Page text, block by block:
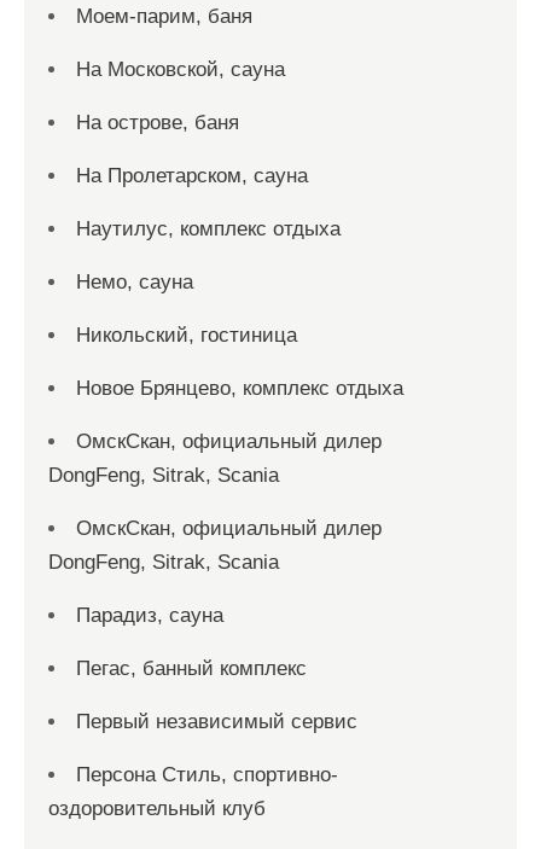
Моем-парим, баня
На Московской, сауна
На острове, баня
На Пролетарском, сауна
Наутилус, комплекс отдыха
Немо, сауна
Никольский, гостиница
Новое Брянцево, комплекс отдыха
ОмскСкан, официальный дилер
DongFeng, Sitrak, Scania
ОмскСкан, официальный дилер
DongFeng, Sitrak, Scania
Парадиз, сауна
Пегас, банный комплекс
Первый независимый сервис
Персона Стиль, спортивно-
оздоровительный клуб